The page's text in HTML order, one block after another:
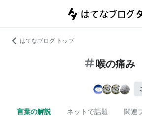
はてなブログ トップ
喉の痛み
言葉の解説 ネットで話題 関連